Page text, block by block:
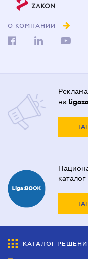
О КОМПАНИИ
на
КАТАЛОГ